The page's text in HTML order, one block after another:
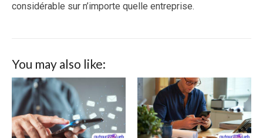
considérable sur n’importe quelle entreprise.
You may also like: